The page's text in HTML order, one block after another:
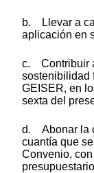
b. Llevar a
aplicación en
c. Contribuir
sostenibilidad
GEISER, en
sexta del
d. Abonar la
cuantía que
Convenio,